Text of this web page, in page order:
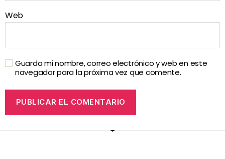
Web
Guarda mi nombre, correo electrónico y web en este
navegador para la próxima vez que comente.